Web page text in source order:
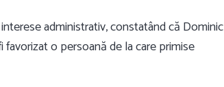
administrativ, constatând că Dominic
o persoană de la care primise